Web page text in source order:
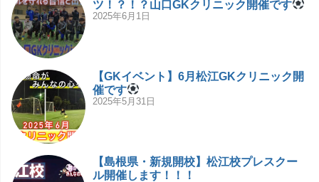
ツ！？！？山口GKクリニック開催です
2025年6月1日
【GKイベント】6月松江GKクリニック開
催です
2025年5月31日
【島根県・新規開校】松江校プレスクー
ル開催します！！！